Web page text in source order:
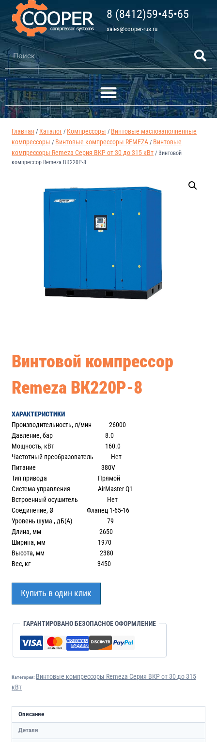
8 (8412)59•45•65
sales@cooper-rus.ru
Главная / Каталог / Компрессоры / Винтовые маслозаполненные
компрессоры / Винтовые компрессоры REMEZA / Винтовые
компрессоры Remeza Серия ВКР от 30 до 315 кВт / Винтовой
компрессор Remeza ВК220Р-8
Винтовой компрессор
Remeza ВК220Р-8
ХАРАКТЕРИСТИКИ
Производительность, л/мин 26000
Давление, бар 8.0
Мощность, кВт 160.0
Частотный преобразователь Нет
Питание 380V
Тип привода Прямой
Система управления AirMaster Q1
Встроенный осушитель Нет
Соединение, Ø Фланец 1-65-16
Уровень шума , дБ(А) 79
Длина, мм 2650
Ширина, мм 1970
Высота, мм 2380
Вес, кг 3450
Купить в один клик
ГАРАНТИРОВАНО БЕЗОПАСНОЕ ОФОРМЛЕНИЕ
Категория: Винтовые компрессоры Remeza Серия ВКР от 30 до 315
кВт
Описание
Детали